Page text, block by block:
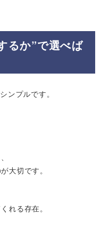
るか”で選べば
ンプルです。
大切です。
れる存在。